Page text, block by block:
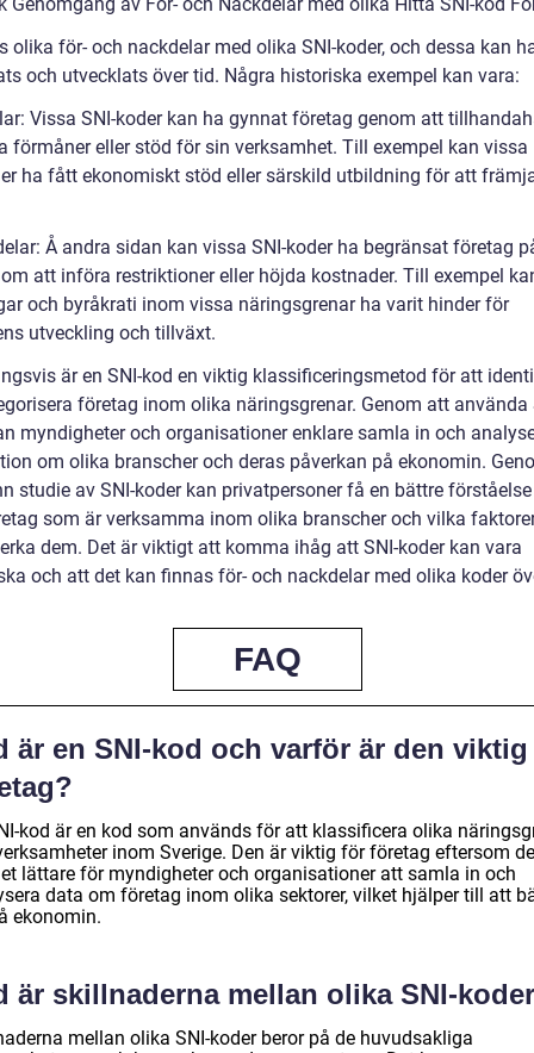
olika för- och nackdelar med olika SNI-koder, och dessa kan
och utvecklats över tid. Några historiska exempel kan vara:
Vissa SNI-koder kan ha gynnat företag genom att
förmåner eller stöd för sin verksamhet. Till exempel kan vissa
ha fått ekonomiskt stöd eller särskild utbildning för att
Å andra sidan kan vissa SNI-koder ha begränsat företag
att införa restriktioner eller höjda kostnader. Till exempel
och byråkrati inom vissa näringsgrenar ha varit hinder för
utveckling och tillväxt.
är en SNI-kod en viktig klassificeringsmetod för att
företag inom olika näringsgrenar. Genom att använda
myndigheter och organisationer enklare samla in och
om olika branscher och deras påverkan på ekonomin.
studie av SNI-koder kan privatpersoner få en bättre
som är verksamma inom olika branscher och vilka
dem. Det är viktigt att komma ihåg att SNI-koder kan vara
och att det kan finnas för- och nackdelar med olika koder
FAQ
är en SNI-kod och varför är den
kod är en kod som används för att klassificera olika
inom Sverige. Den är viktig för företag eftersom
lättare för myndigheter och organisationer att samla in och
data om företag inom olika sektorer, vilket hjälper till att
ekonomin.
är skillnaderna mellan olika SNI-
mellan olika SNI-koder beror på de huvudsakliga